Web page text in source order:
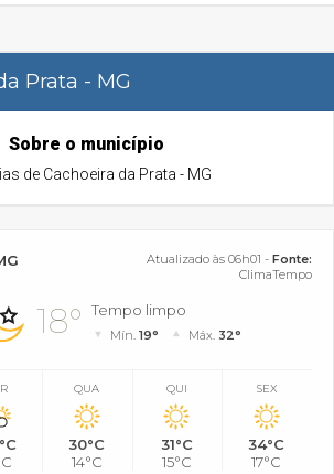
Prata - MG
Sobre o município
de Cachoeira da Prata - MG
Atualizado às 06h01 - Fonte:
ClimaTempo
18° Tempo limpo
Mín.19° Máx. 32°
QUA
30°C
14°C
QUI
31°C
15°C
SEX
34°C
17°C